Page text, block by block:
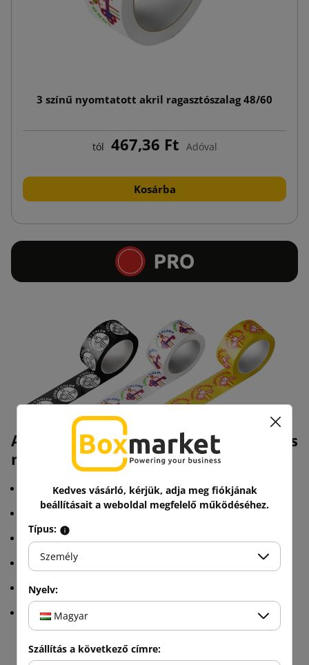
3 színű nyomtatott akril ragasztószalag 48/60
tól 467,36 Ft Adóval
Kosárba
A ragasztószalagok paraméterei és
nyomtatásával:
3 nyomtatási lehetőségben elérhető
Bármely grafika vagy logó alkalmazható
Melegen olvadó ragasztóval vagy akril ragasztóval szerelve
Gyors és állandó csatlakozás
Nagyon rugalmas
Időjárás ellenálló
Kedves vásárló, kérjük, adja meg fiókjának
beállításait a weboldal megfelelő működéséhez.
Típus:
Személy
Nyelv:
Magyar
Szállítás a következő címre: